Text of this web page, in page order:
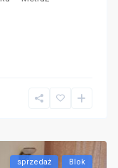
sprzedaż Blok